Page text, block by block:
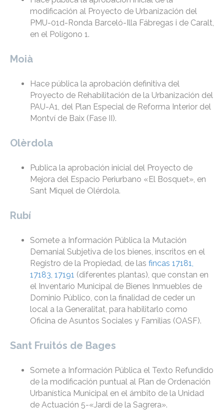
modificación al Proyecto de Urbanización del
PMU-01d-Ronda Barceló-Illa Fábregas i de Caralt,
en el Polígono 1.
Moià
Hace pública la aprobación definitiva del
Proyecto de Rehabilitación de la Urbanización del
PAU-A1, del Plan Especial de Reforma Interior del
Montví de Baix (Fase II).
Olèrdola
Publica la aprobación inicial del Proyecto de
Mejora del Espacio Periurbano «El Bosquet», en
Sant Miquel de Olérdola.
Rubí
Somete a Información Pública la Mutación
Demanial Subjetiva de los bienes, inscritos en el
Registro de la Propiedad, de las fincas 17181,
17183, 17191 (diferentes plantas), que constan en
el Inventario Municipal de Bienes Inmuebles de
Dominio Público, con la finalidad de ceder un
local a la Generalitat, para habilitarlo como
Oficina de Asuntos Sociales y Familias (OASF).
Sant Fruitós de Bages
Somete a Información Pública el Texto Refundido
de la modificación puntual al Plan de Ordenación
Urbanística Municipal en el ámbito de la Unidad
de Actuación 5-«Jardí de la Sagrera».